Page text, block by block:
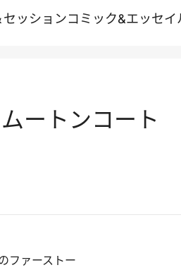
セッションコミック&エッセイ
ートンコート
ファーストー